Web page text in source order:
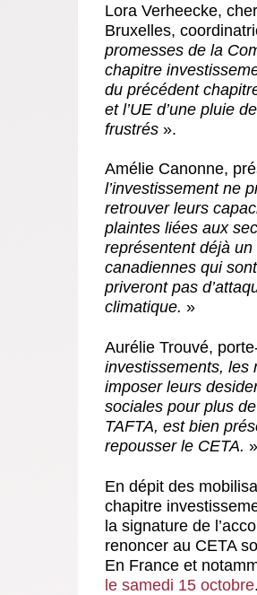
Lora Verheecke,
Bruxelles,
promesses de la
chapitre
du précédent
et l’UE d’une pluie
frustrés ».
Amélie Canonne,
l’investissement ne
retrouver leurs
plaintes liées aux
représentent déjà
canadiennes qui
priveront pas
climatique. »
Aurélie Trouvé,
investissements, les
imposer leurs
sociales pour plus
TAFTA, est bien
repousser le CETA. »
En dépit des
chapitre
la signature de
renoncer au CETA
En France et
le samedi 15 octobre.